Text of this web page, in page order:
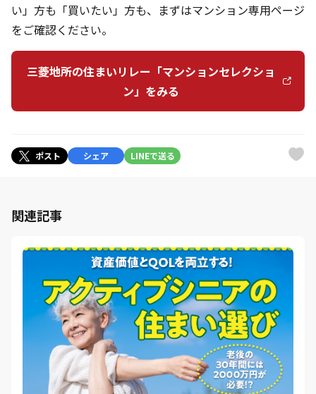
い」方も「買いたい」方も、まずはマンション専用ページ
をご確認ください。
三菱地所の住まいリレー「マンションセレクショ
ン」をみる
ポスト シェア LINEで送る
関連記事